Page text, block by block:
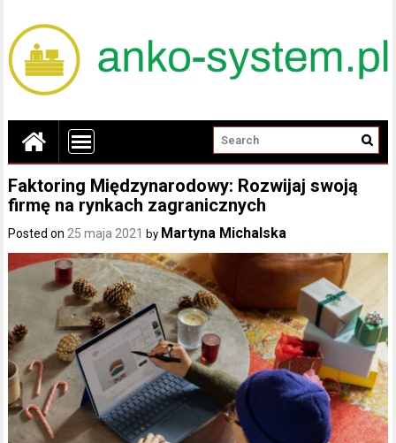
Faktoring Międzynarodowy: Rozwijaj swoją
firmę na rynkach zagranicznych
Posted on 25 maja 2021 by Martyna Michalska